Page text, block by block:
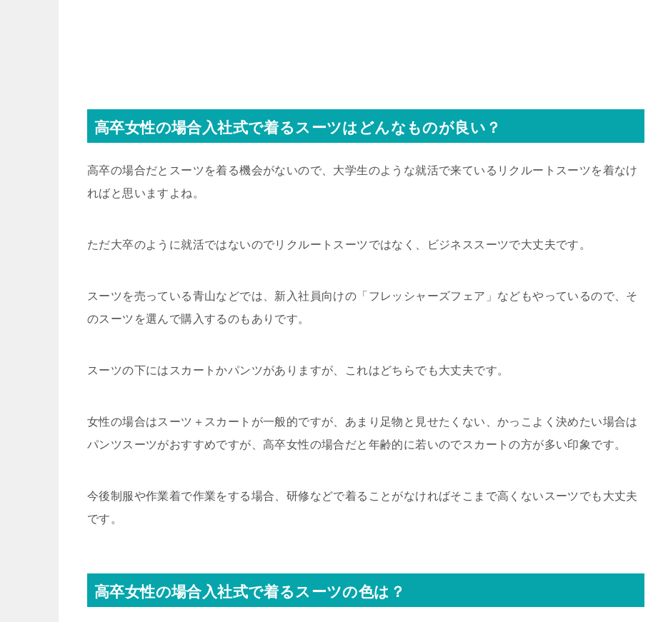
高卒女性の場合入社式で着るスーツはどんなものが良い？
高卒の場合だとスーツを着る機会がないので、大学生のような就活で来ているリクルートスーツを着なけ
ればと思いますよね。
ただ大卒のように就活ではないのでリクルートスーツではなく、ビジネススーツで大丈夫です。
スーツを売っている青山などでは、新入社員向けの「フレッシャーズフェア」などもやっているので、そ
のスーツを選んで購入するのもありです。
スーツの下にはスカートかパンツがありますが、これはどちらでも大丈夫です。
女性の場合はスーツ＋スカートが一般的ですが、あまり足物と見せたくない、かっこよく決めたい場合は
パンツスーツがおすすめですが、高卒女性の場合だと年齢的に若いのでスカートの方が多い印象です。
今後制服や作業着で作業をする場合、研修などで着ることがなければそこまで高くないスーツでも大丈夫
です。
高卒女性の場合入社式で着るスーツの色は？